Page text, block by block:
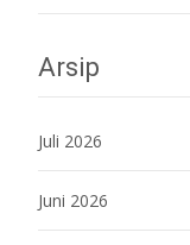
Arsip
Juli 2026
Juni 2026